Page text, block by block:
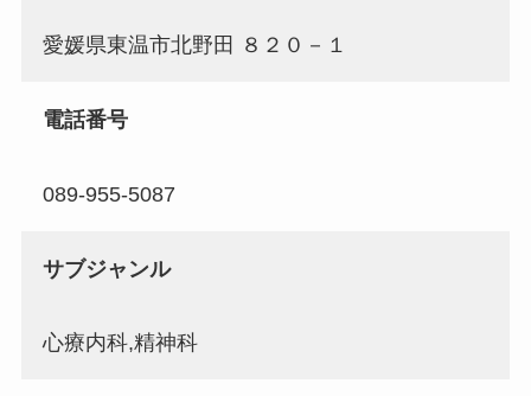
愛媛県東温市北野田 ８２０－１
電話番号
089-955-5087
サブジャンル
心療内科,精神科